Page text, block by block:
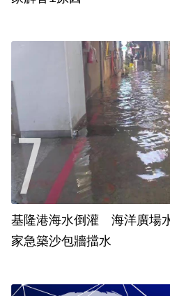
基隆港海水倒灌 海洋廣場
家急築沙包牆擋水